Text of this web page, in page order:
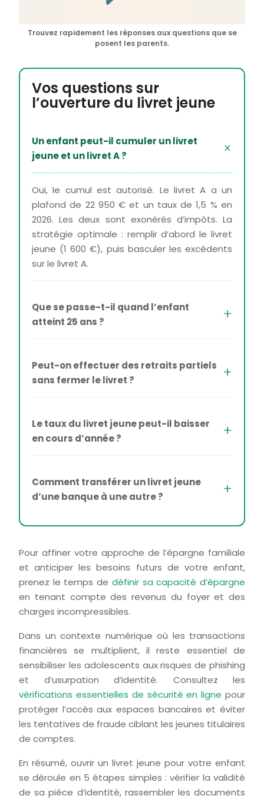
Trouvez rapidement les réponses aux questions que se
posent les parents.
Vos questions sur
l’ouverture du livret jeune
Un enfant peut-il cumuler un livret
jeune et un livret A ?
Oui, le cumul est autorisé. Le livret A a un
plafond de 22 950 € et un taux de 1,5 % en
2026. Les deux sont exonérés d’impôts. La
stratégie optimale : remplir d’abord le livret
jeune (1 600 €), puis basculer les excédents
sur le livret A.
Que se passe-t-il quand l’enfant
atteint 25 ans ?
Peut-on effectuer des retraits partiels
sans fermer le livret ?
Le taux du livret jeune peut-il baisser
en cours d’année ?
Comment transférer un livret jeune
d’une banque à une autre ?
Pour affiner votre approche de l’épargne familiale
et anticiper les besoins futurs de votre enfant,
prenez le temps de définir sa capacité d’épargne
en tenant compte des revenus du foyer et des
charges incompressibles.
Dans un contexte numérique où les transactions
financières se multiplient, il reste essentiel de
sensibiliser les adolescents aux risques de phishing
et d’usurpation d’identité. Consultez les
vérifications essentielles de sécurité en ligne pour
protéger l’accès aux espaces bancaires et éviter
les tentatives de fraude ciblant les jeunes titulaires
de comptes.
En résumé, ouvrir un livret jeune pour votre enfant
se déroule en 5 étapes simples : vérifier la validité
de sa pièce d’identité, rassembler les documents